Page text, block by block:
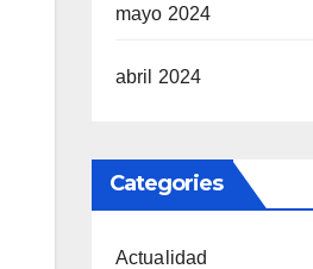
mayo 2024
abril 2024
Categories
Actualidad